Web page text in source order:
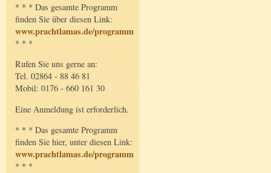
* * * Das gesamte Programm
finden Sie über diesen Link:
www.prachtlamas.de/programm
* * *
Rufen Sie uns gerne an:
Tel. 02864 - 88 46 81
Mobil: 0176 - 660 161 30
Eine Anmeldung ist erforderlich.
* * * Das gesamte Programm
finden Sie hier, unter diesen Link:
www.prachtlamas.de/programm
* * *